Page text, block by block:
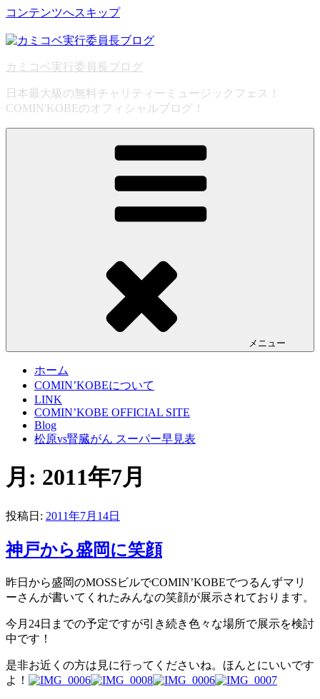
コンテンツへスキップ
カミコベ実行委員長ブログ
日本最大級の無料チャリティーミュージックフェス！
COMIN'KOBEのオフィシャルブログ！
メニュー
ホーム
COMIN’KOBEについて
LINK
COMIN’KOBE OFFICIAL SITE
Blog
松原vs腎臓がん スーパー早見表
月: 2011年7月
投稿日: 2011年7月14日
神戸から盛岡に笑顔
昨日から盛岡のMOSSビルでCOMIN’KOBEでつるんずマリ
ーさんが書いてくれたみんなの笑顔が展示されております。
今月24日までの予定ですが引き続き色々な場所で展示を検討
中です！
是非お近くの方は見に行ってくださいね。ほんとにいいです
よ！